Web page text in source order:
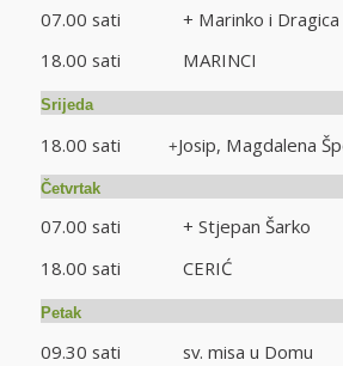
07.00 sati + Marinko i Dragica
18.00 sati MARINCI
Srijeda
18.00 sati +Josip, Magdalena
Četvrtak
07.00 sati + Stjepan Šarko
18.00 sati CERIĆ
Petak
09.30 sati sv. misa u Domu